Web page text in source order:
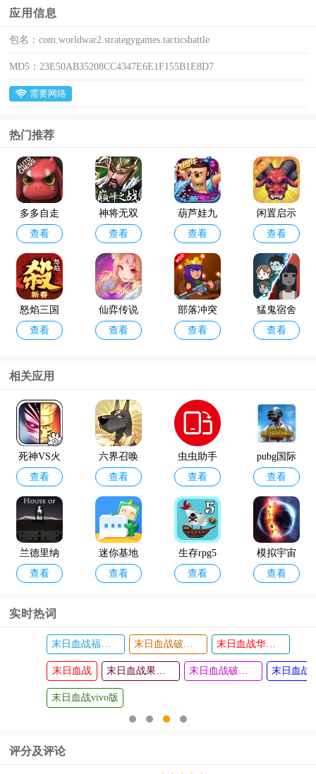
应用信息
包名：com.worldwar2.strategygames.tacticsbattle
MD5： 23E50AB35208CC4347E6E1F155B1E8D7
需要网络
热门推荐
多多自走
棋官方版
查看
神将无双
最新版
查看
葫芦娃九
游版
查看
闲置启示
录手游
查看
怒焰三国
杀oppo版
查看
仙弈传说
手游taptap
查看
部落冲突
破解版202
查看
猛鬼宿舍
最新版破
查看
咸鱼之王
最新版本
查看
金铲铲之
战体验服
官方版202
4
查看
相关应用
死神VS火
影绊2024
最新版
查看
六界召唤
师百度版
查看
虫虫助手
地铁跑酷
横屏切换
工具
查看
pubg国际
服
查看
兰德里纳
河的房子
版
查看
迷你基地
官方版202
查看
生存rpg5
海盗冒险
查看
模拟宇宙
毁灭模拟
查看
再构镜像
欧洲指挥
官
查看
实时热词
末日血战福利版 末日血战破解版无限钻石无限金币版 末日血战华为版
末日血战 末日血战果盘版 末日血战破解版无限钻石2024 末日血战正版
末日血战vivo版
评分及评论